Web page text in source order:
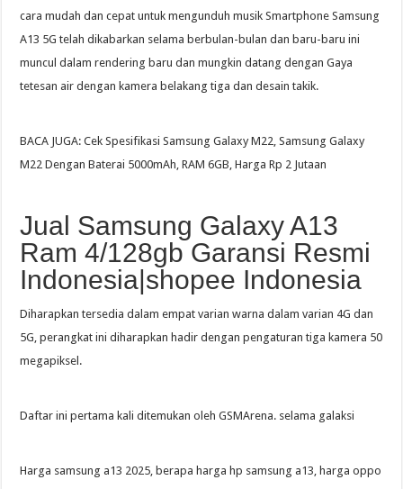
cara mudah dan cepat untuk mengunduh musik Smartphone Samsung
A13 5G telah dikabarkan selama berbulan-bulan dan baru-baru ini
muncul dalam rendering baru dan mungkin datang dengan Gaya
tetesan air dengan kamera belakang tiga dan desain takik.
BACA JUGA: Cek Spesifikasi Samsung Galaxy M22, Samsung Galaxy
M22 Dengan Baterai 5000mAh, RAM 6GB, Harga Rp 2 Jutaan
Jual Samsung Galaxy A13
Ram 4/128gb Garansi Resmi
Indonesia|shopee Indonesia
Diharapkan tersedia dalam empat varian warna dalam varian 4G dan
5G, perangkat ini diharapkan hadir dengan pengaturan tiga kamera 50
megapiksel.
Daftar ini pertama kali ditemukan oleh GSMArena. selama galaksi
Harga samsung a13 2025, berapa harga hp samsung a13, harga oppo